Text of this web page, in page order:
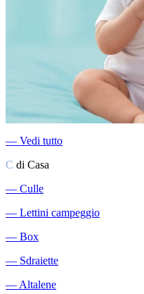
― Vedi tutto
C di Casa
― Culle
― Lettini campeggio
― Box
― Sdraiette
―Altalene